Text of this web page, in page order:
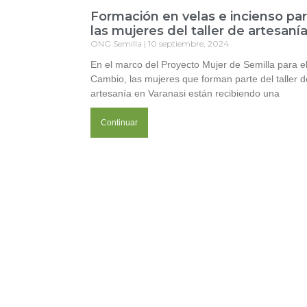
Formación en velas e incienso
las mujeres del taller de artesanía
ONG Semilla 10 septiembre, 2024
En el marco del Proyecto Mujer de Semilla para el
Cambio, las mujeres que forman parte del taller
artesanía en Varanasi están recibiendo una
Continuar